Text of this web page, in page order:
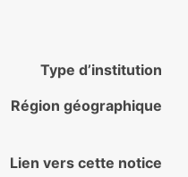
Type d’institution
Région géographique
Lien vers cette notice